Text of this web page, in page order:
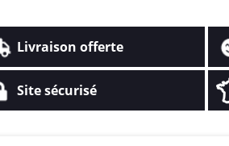
Livraison offerte
Site sécurisé